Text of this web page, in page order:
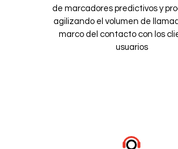
de marcadores predictivos y
agilizando el volumen de
marco del contacto con los
usuarios